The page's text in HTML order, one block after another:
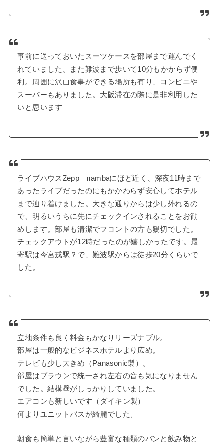
事前に送っておいたスーツケースを部屋まで運んでく
れていました。また難波まで歩いて10分もかからず便
利。周囲に沢山食事ができる場所も有り、コンビニや
スーパーもありました。大阪滞在の際に是非利用した
いと思います
ライブハウスZepp nambaにほど近く、深夜11時まで
あったライブだったのにもかかわらず安心してホテル
まで辿り着けました。大きな通りからは少し外れるの
で、明るいうちに先にチェックインされることをお勧
めします。部屋も清潔でフロントの方も親切でした。
チェックアウトが12時だったのが嬉しかったです。最
寄駅は今宮戎駅？で、難波駅からは徒歩20分くらいで
した。
立地条件も良く料金もかなりリーズナブル。
部屋は一般的なビジネスホテルより広め。
テレビも少し大きめ（Panasonic製）。
部屋はブラウンで統一され左右の音も気になりません
でした。結構壁がしっかりしていました。
エアコンも新しいです（ダイキン製）
何よりユニットバスが綺麗でした。
朝食も簡単と言いながら豊富な種類のパンと飲み物と